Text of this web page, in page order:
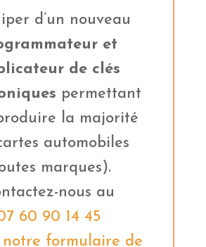
d’un nouveau
et
de clés
permettant
la majorité
automobiles
marques).
nous au
60 90 14 45
formulaire de